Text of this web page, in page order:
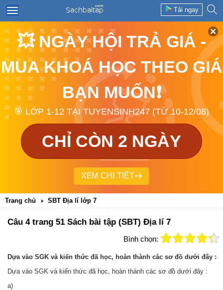
Tải ngay
💥 NGÀY HỘI TRẢ GIÁ -
MUA KHOÁ HỌC THEO GIÁ
BẠN MUỐN❗
🎯 LỚP 1-12 TẠI TUYENSINH247 (TỪ 10-12/08)
CHỈ CÒN 2 NGÀY
XEM CHI TIẾT
Trang chủ SBT Địa lí lớp 7
Câu 4 trang 51 Sách bài tập (SBT) Địa lí 7
Bình chọn:
Dựa vào SGK và kiến thức đã học, hoàn thành các sơ đồ dưới đây :
Dựa vào SGK và kiến thức đã học, hoàn thành các sơ đồ dưới đây :
a)